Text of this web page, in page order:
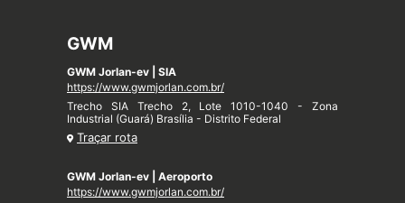
GWM
GWM Jorlan-ev | SIA
https://www.gwmjorlan.com.br/
Trecho SIA Trecho 2, Lote 1010-1040 - Zona
Industrial (Guará) Brasília - Distrito Federal
Traçar rota
GWM Jorlan-ev | Aeroporto
https://www.gwmjorlan.com.br/